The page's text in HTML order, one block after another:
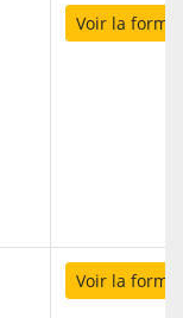
Voir la
Voir la